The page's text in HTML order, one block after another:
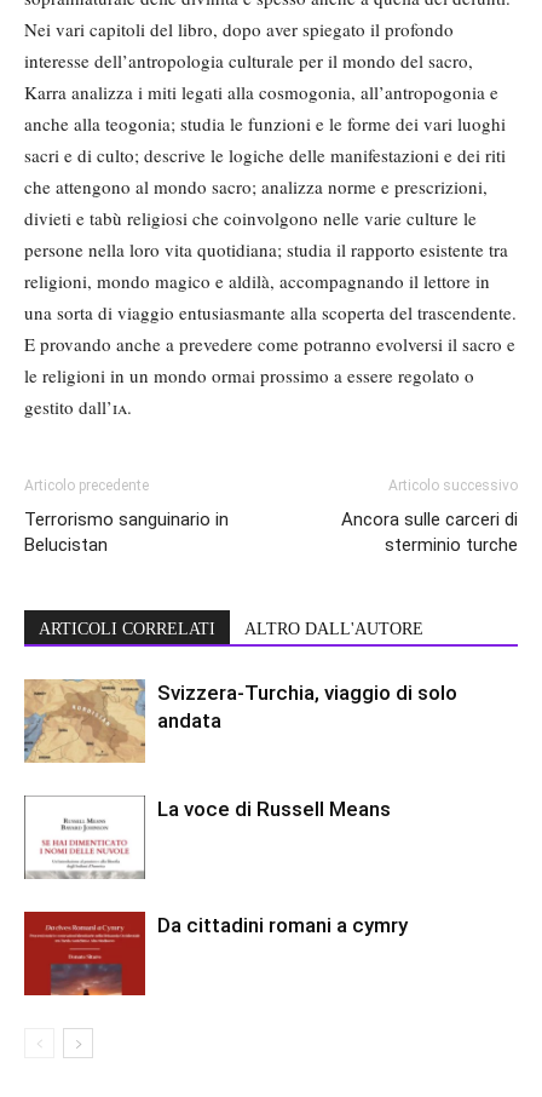
Nei vari capitoli del libro, dopo aver spiegato il profondo
interesse dell’antropologia culturale per il mondo del sacro,
Karra analizza i miti legati alla cosmogonia, all’antropogonia e
anche alla teogonia; studia le funzioni e le forme dei vari luoghi
sacri e di culto; descrive le logiche delle manifestazioni e dei riti
che attengono al mondo sacro; analizza norme e prescrizioni,
divieti e tabù religiosi che coinvolgono nelle varie culture le
persone nella loro vita quotidiana; studia il rapporto esistente tra
religioni, mondo magico e aldilà, accompagnando il lettore in
una sorta di viaggio entusiasmante alla scoperta del trascendente.
E provando anche a prevedere come potranno evolversi il sacro e
le religioni in un mondo ormai prossimo a essere regolato o
gestito dall’ia.
Articolo precedente
Terrorismo sanguinario in
Belucistan
Articolo successivo
Ancora sulle carceri di
sterminio turche
ARTICOLI CORRELATI ALTRO DALL'AUTORE
Svizzera-Turchia, viaggio di solo
andata
La voce di Russell Means
Da cittadini romani a cymry